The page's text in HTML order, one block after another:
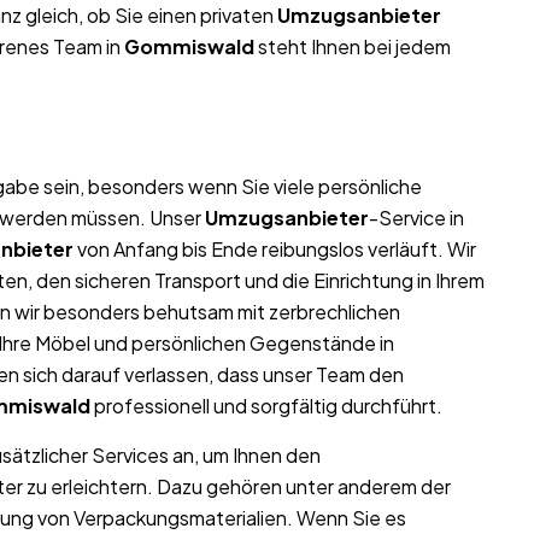
gleich, ob Sie einen privaten Umzugsanbieter
Team in Gommiswaldsteht Ihnen bei jedem
sein, besonders wenn Sie viele persönliche
müssen. UnserUmzugsanbieter-Service in
von Anfang bis Ende reibungslos verläuft. Wir
den sicheren Transport und die Einrichtung in Ihrem
wir besonders behutsam mit zerbrechlichen
Möbel und persönlichen Gegenstände in
sich darauf verlassen, dass unser Team den
professionell und sorgfältig durchführt.
Services an, um Ihnen den
zu erleichtern. Dazu gehören unter anderem der
von Verpackungsmaterialien. Wenn Sie es